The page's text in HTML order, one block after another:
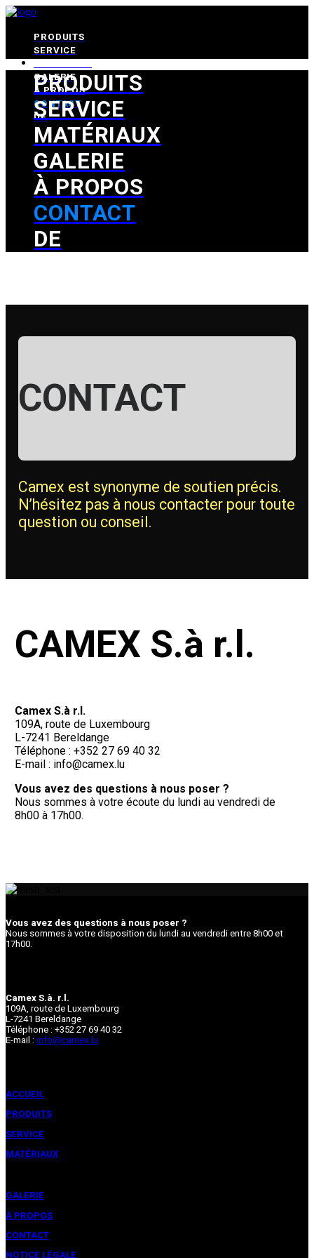
PRODUITS
SERVICE
GALERIE
À PROPOS
CONTACT
DE
PRODUITS
SERVICE
MATÉRIAUX
GALERIE
À PROPOS
CONTACT
DE
CONTACT
Camex est synonyme de soutien précis.
N’hésitez pas à nous contacter pour toute
question ou conseil.
CAMEX S.à r.l.
Camex S.à r.l.
109A, route de Luxembourg
L-7241 Bereldange
Téléphone : +352 27 69 40 32
E-mail : info@camex.lu
Vous avez des questions à nous poser ?
Nous sommes à votre écoute du lundi au vendredi de
8h00 à 17h00.
Vous avez des questions à nous poser ?
Nous sommes à votre disposition du lundi au vendredi entre 8h00 et
17h00.
Camex S.à. r.l.
109A, route de Luxembourg
L-7241 Bereldange
Téléphone : +352 27 69 40 32
E-mail : info@camex.lu
ACCUEIL
PRODUITS
SERVICE
MATÉRIAUX
GALERIE
À PROPOS
CONTACT
NOTICE LÉGALE